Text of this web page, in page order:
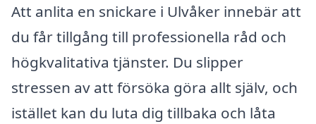
Att anlita en snickare i Ulvåker innebär att
du får tillgång till professionella råd och
högkvalitativa tjänster. Du slipper
stressen av att försöka göra allt själv, och
istället kan du luta dig tillbaka och låta